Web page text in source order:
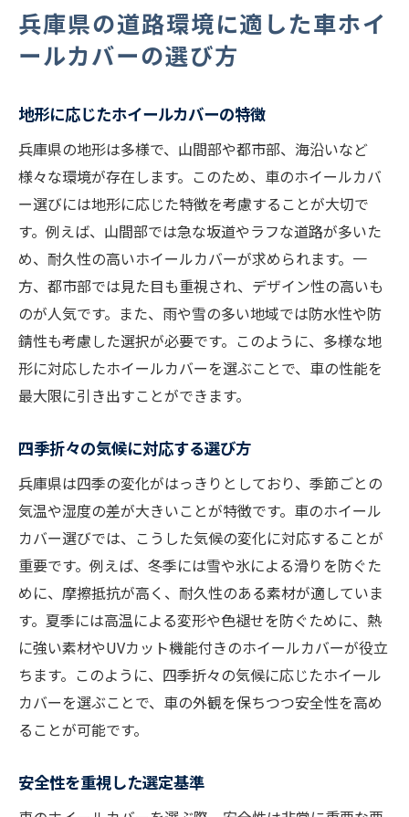
兵庫県の道路環境に適した車ホイ
ールカバーの選び方
地形に応じたホイールカバーの特徴
兵庫県の地形は多様で、山間部や都市部、海沿いなど
様々な環境が存在します。このため、車のホイールカバ
ー選びには地形に応じた特徴を考慮することが大切で
す。例えば、山間部では急な坂道やラフな道路が多いた
め、耐久性の高いホイールカバーが求められます。一
方、都市部では見た目も重視され、デザイン性の高いも
のが人気です。また、雨や雪の多い地域では防水性や防
錆性も考慮した選択が必要です。このように、多様な地
形に対応したホイールカバーを選ぶことで、車の性能を
最大限に引き出すことができます。
四季折々の気候に対応する選び方
兵庫県は四季の変化がはっきりとしており、季節ごとの
気温や湿度の差が大きいことが特徴です。車のホイール
カバー選びでは、こうした気候の変化に対応することが
重要です。例えば、冬季には雪や氷による滑りを防ぐた
めに、摩擦抵抗が高く、耐久性のある素材が適していま
す。夏季には高温による変形や色褪せを防ぐために、熱
に強い素材やUVカット機能付きのホイールカバーが役立
ちます。このように、四季折々の気候に応じたホイール
カバーを選ぶことで、車の外観を保ちつつ安全性を高め
ることが可能です。
安全性を重視した選定基準